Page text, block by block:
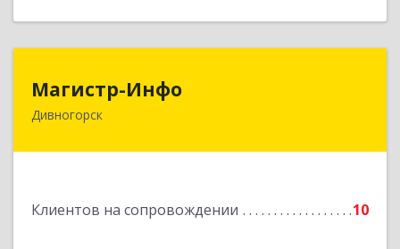
Магистр-Инфо
Дивногорск
Клиентов на сопровождении 10
663090 Красноярский край Дивногорск г